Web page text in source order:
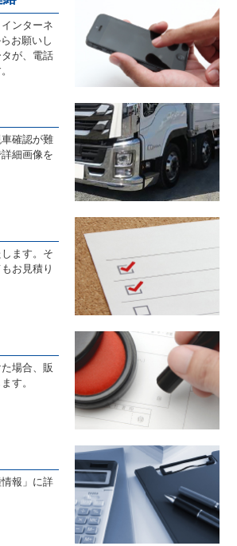
ンターネ
お願いし
が、電話
確認が難
細画像を
ます。そ
お見積り
場合、販
す。
報」に詳